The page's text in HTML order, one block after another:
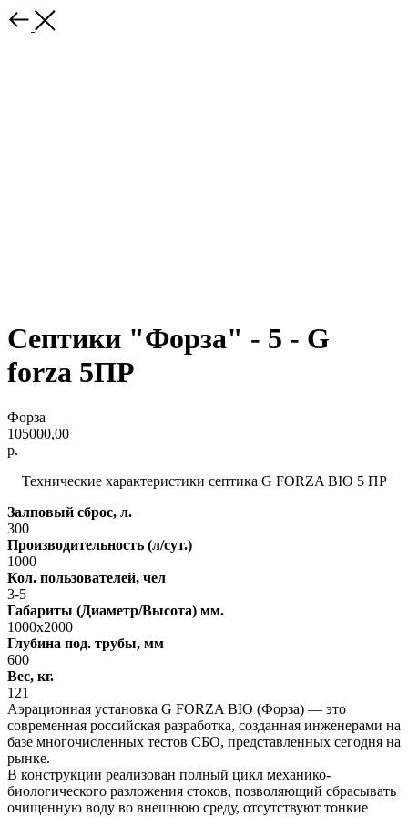
Септики "Форза" - 5 - G
forza 5ПР
Форза
105000,00
р.
Технические характеристики септика G FORZA BIO 5 ПР
Залповый сброс, л.
300
Производительность (л/сут.)
1000
Кол. пользователей, чел
3-5
Габариты (Диаметр/Высота) мм.
1000х2000
Глубина под. трубы, мм
600
Вес, кг.
121
Аэрационная установка G FORZA BIO (Форза) — это
современная российская разработка, созданная инженерами на
базе многочисленных тестов СБО, представленных сегодня на
рынке.
В конструкции реализован полный цикл механико-
биологического разложения стоков, позволяющий сбрасывать
очищенную воду во внешнюю среду, отсутствуют тонкие